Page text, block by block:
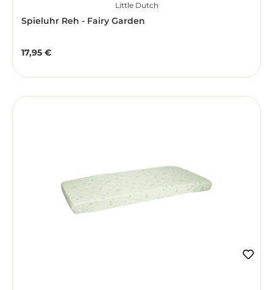
Little Dutch
Spieluhr Reh - Fairy Garden
Regulärer Preis:
17,95 €